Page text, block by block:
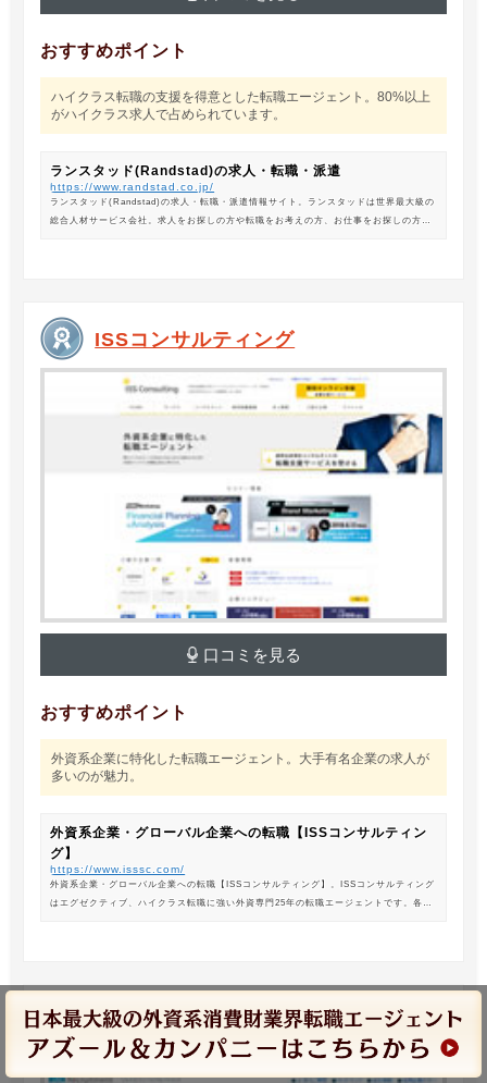
おすすめポイント
ハイクラス転職の支援を得意とした転職エージェント。80%以上
がハイクラス求人で占められています。
ランスタッド(Randstad)の求人・転職・派遣
https://www.randstad.co.jp/
ランスタッド(Randstad)の求人・転職・派遣情報サイト。ランスタッドは世界最大級の
総合人材サービス会社。求人をお探しの方や転職をお考えの方、お仕事をお探しの方に
ISSコンサルティング
口コミを見る
おすすめポイント
外資系企業に特化した転職エージェント。大手有名企業の求人が
多いのが魅力。
外資系企業・グローバル企業への転職【ISSコンサルティン
グ】
https://www.isssc.com/
外資系企業・グローバル企業への転職【ISSコンサルティング】。ISSコンサルティング
はエグゼクティブ、ハイクラス転職に強い外資専門25年の転職エージェントです。各業
JAC Recruitment